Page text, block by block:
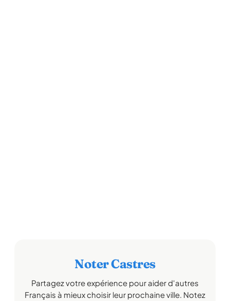
Noter Castres
Partagez votre expérience pour aider d'autres
Français à mieux choisir leur prochaine ville. Notez